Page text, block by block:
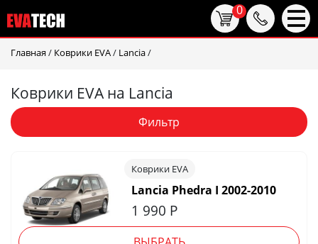
Главная / Коврики EVA/ Lancia/
Коврики EVA на Lancia
Фильтр
Коврики EVA
Lancia Phedra I 2002-2010
1 990 Р
0